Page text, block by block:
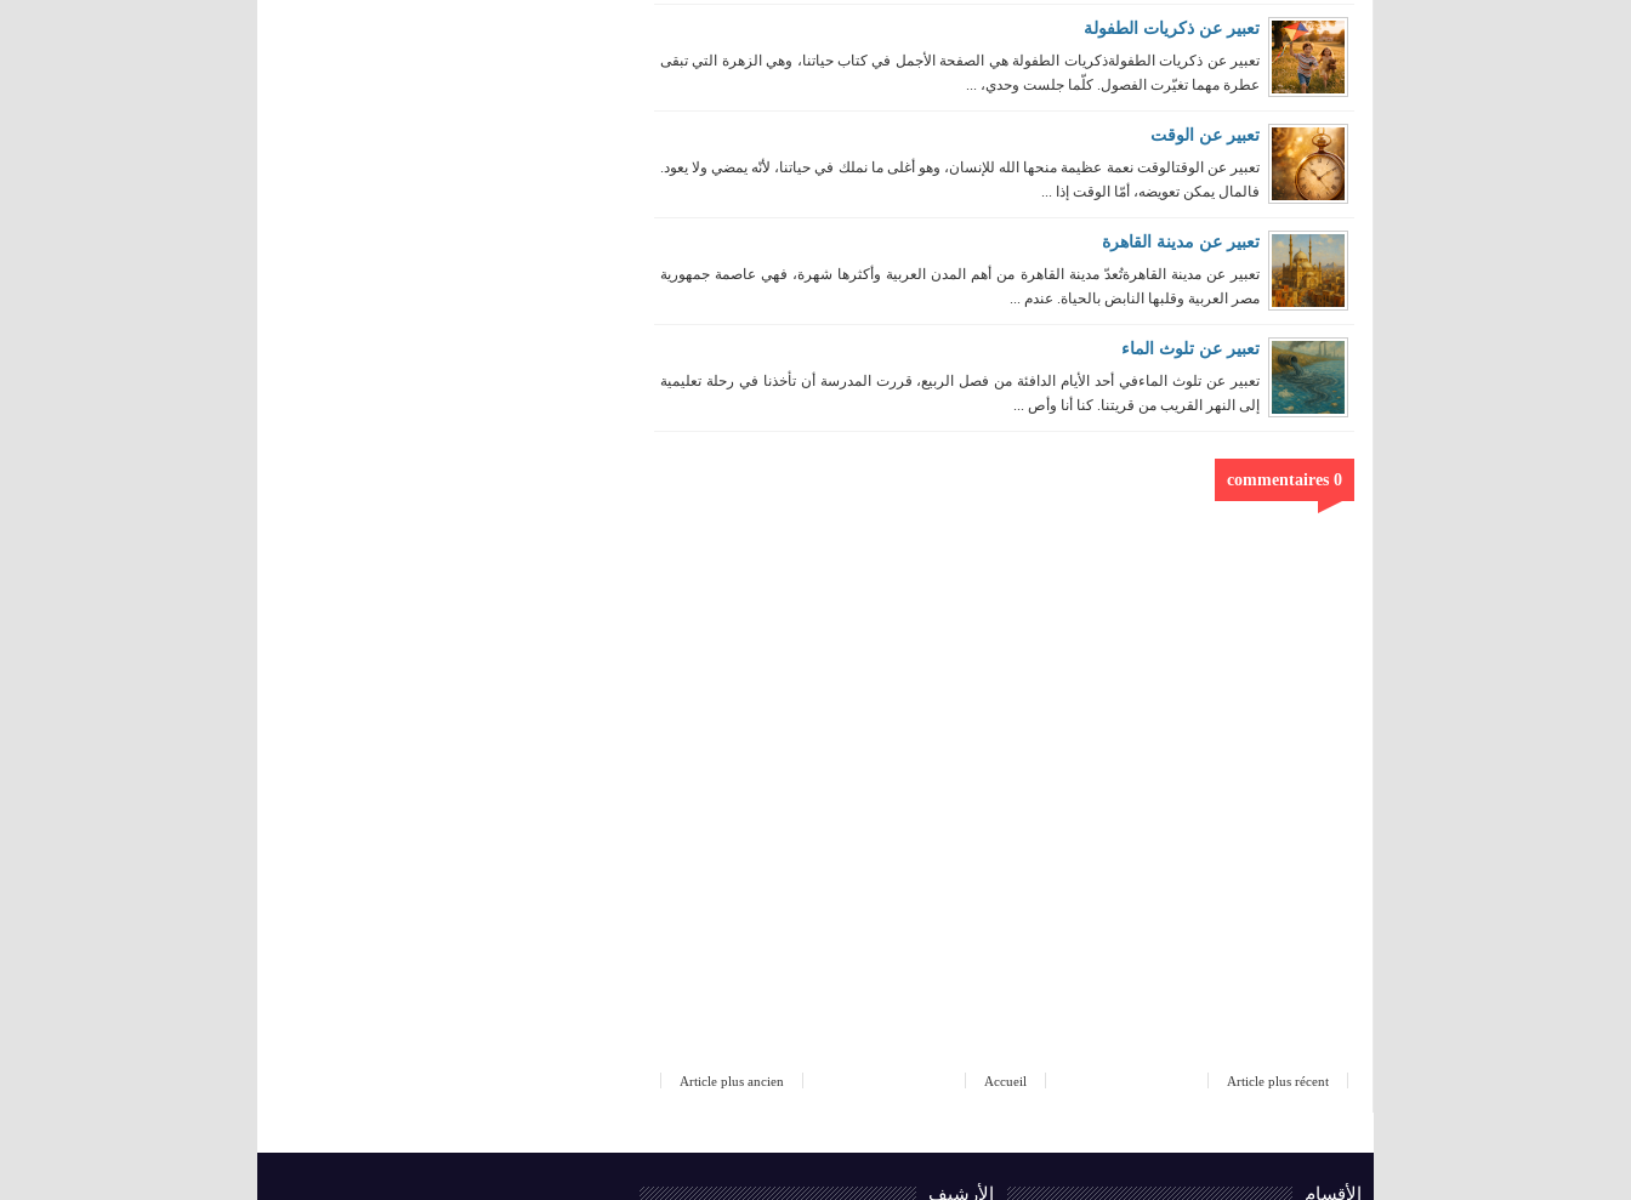
تعبير عن ذكريات الطفولة
تعبير عن ذكريات الطفولةذكريات الطفولة هي الصفحة الأجمل في كتاب حياتنا، وهي الزهرة التي تبقى
عطرة مهما تغيّرت الفصول. كلّما جلست وحدي، ...
تعبير عن الوقت
تعبير عن الوقتالوقت نعمة عظيمة منحها الله للإنسان، وهو أغلى ما نملك في حياتنا، لأنّه يمضي ولا يعود.
فالمال يمكن تعويضه، أمّا الوقت إذا ...
تعبير عن مدينة القاهرة
تعبير عن مدينة القاهرةتُعدّ مدينة القاهرة من أهم المدن العربية وأكثرها شهرة، فهي عاصمة جمهورية
مصر العربية وقلبها النابض بالحياة. عندم ...
تعبير عن تلوث الماء
تعبير عن تلوث الماءفي أحد الأيام الدافئة من فصل الربيع، قررت المدرسة أن تأخذنا في رحلة تعليمية
إلى النهر القريب من قريتنا. كنا أنا وأص ...
0 commentaires
Article plus récent
Article plus ancien Accueil
الأقسام الأرشيف